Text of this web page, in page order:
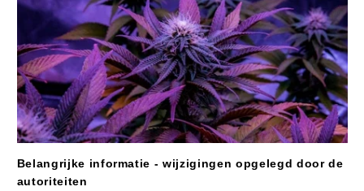
Belangrijke informatie - wijzigingen opgelegd door de
autoriteiten